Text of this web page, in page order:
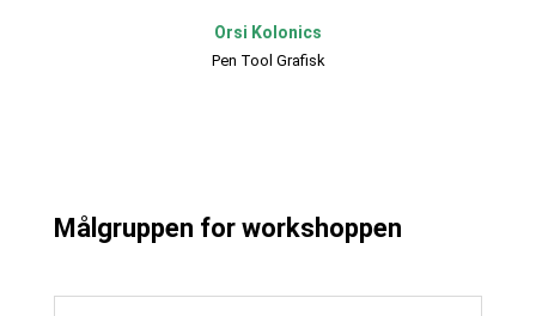
Orsi Kolonics
Pen Tool Grafisk
Målgruppen for workshoppen